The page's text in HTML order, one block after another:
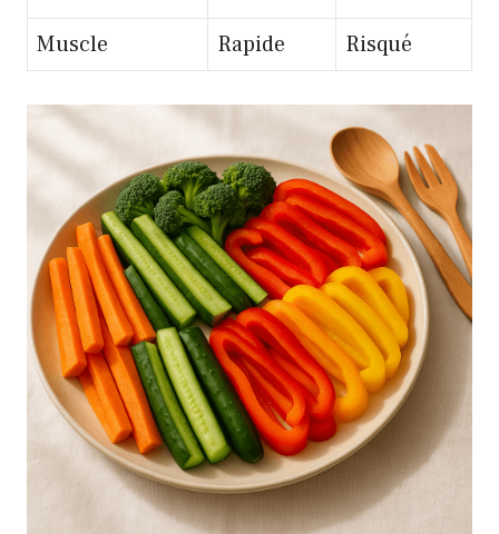
Muscle
Rapide Risqué